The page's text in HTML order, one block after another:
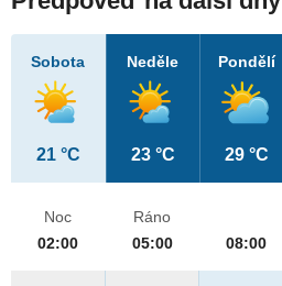
Sobota
21 °C
Neděle
23 °C
Pondělí
29 °C
Noc
02:00
Ráno
05:00
08:00